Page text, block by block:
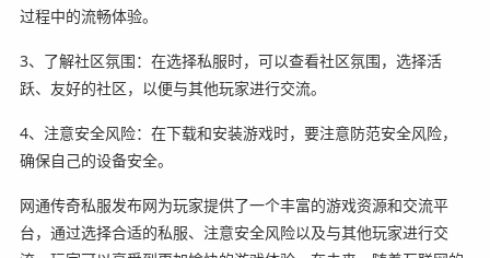
过程中的流畅体验。
3、了解社区氛围：在选择私服时，可以查看社区氛围，选择活
跃、友好的社区，以便与其他玩家进行交流。
4、注意安全风险：在下载和安装游戏时，要注意防范安全风险，
确保自己的设备安全。
网通传奇私服发布网为玩家提供了一个丰富的游戏资源和交流平
台，通过选择合适的私服、注意安全风险以及与其他玩家进行交